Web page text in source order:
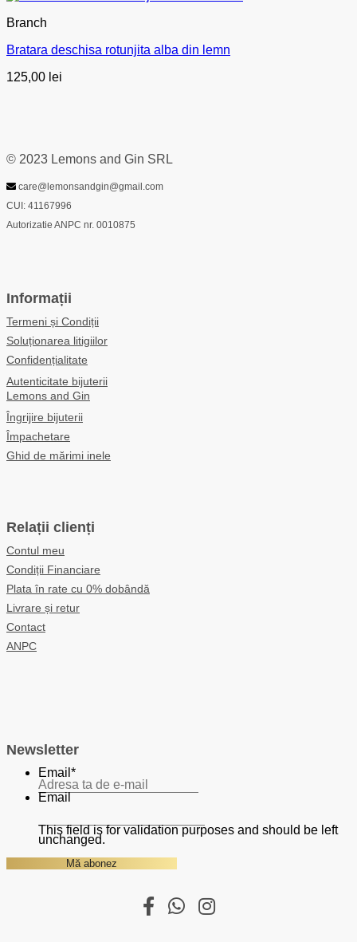
Branch
Bratara deschisa rotunjita alba din lemn
125,00 lei
© 2023 Lemons and Gin SRL
care@lemonsandgin@gmail.com
CUI: 41167996
Autorizatie ANPC nr. 0010875
Informații
Termeni și Condiții
Soluționarea litigiilor
Confidențialitate
Autenticitate bijuterii
Lemons and Gin
Îngrijire bijuterii
Împachetare
Ghid de mărimi inele
Relații clienți
Contul meu
Condiții Financiare
Plata în rate cu 0% dobândă
Livrare și retur
Contact
ANPC
Newsletter
Email *
Email
This field is for validation purposes and should be left
unchanged.